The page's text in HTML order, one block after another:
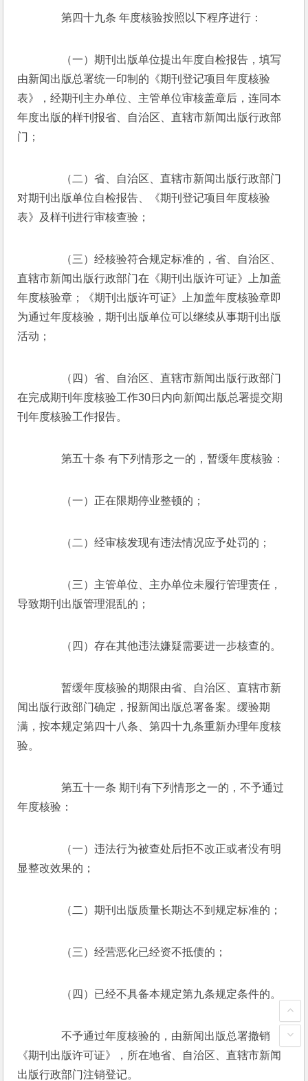
第四十九条 年度核验按照以下程序进行：
（一）期刊出版单位提出年度自检报告，填写
由新闻出版总署统一印制的《期刊登记项目年度核验
表》，经期刊主办单位、主管单位审核盖章后，连同本
年度出版的样刊报省、自治区、直辖市新闻出版行政部
门；
（二）省、自治区、直辖市新闻出版行政部门
对期刊出版单位自检报告、《期刊登记项目年度核验
表》及样刊进行审核查验；
（三）经核验符合规定标准的，省、自治区、
直辖市新闻出版行政部门在《期刊出版许可证》上加盖
年度核验章；《期刊出版许可证》上加盖年度核验章即
为通过年度核验，期刊出版单位可以继续从事期刊出版
活动；
（四）省、自治区、直辖市新闻出版行政部门
在完成期刊年度核验工作30日内向新闻出版总署提交期
刊年度核验工作报告。
第五十条 有下列情形之一的，暂缓年度核验：
（一）正在限期停业整顿的；
（二）经审核发现有违法情况应予处罚的；
（三）主管单位、主办单位未履行管理责任，
导致期刊出版管理混乱的；
（四）存在其他违法嫌疑需要进一步核查的。
暂缓年度核验的期限由省、自治区、直辖市新
闻出版行政部门确定，报新闻出版总署备案。缓验期
满，按本规定第四十八条、第四十九条重新办理年度核
验。
第五十一条 期刊有下列情形之一的，不予通过
年度核验：
（一）违法行为被查处后拒不改正或者没有明
显整改效果的；
（二）期刊出版质量长期达不到规定标准的；
（三）经营恶化已经资不抵债的；
（四）已经不具备本规定第九条规定条件的。
不予通过年度核验的，由新闻出版总署撤销
《期刊出版许可证》，所在地省、自治区、直辖市新闻
出版行政部门注销登记。